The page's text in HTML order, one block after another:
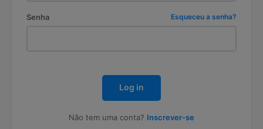
Senha Esqueceu a senha?
Log in
Não tem uma conta? Inscrever-se